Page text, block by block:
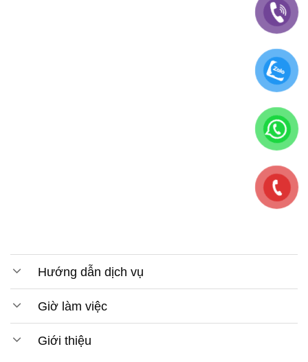
Hướng dẫn dịch vụ
Giờ làm việc
Giới thiệu